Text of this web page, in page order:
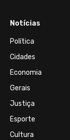
Notícias
Política
Cidades
Economia
Gerais
Justiça
Esporte
Cultura